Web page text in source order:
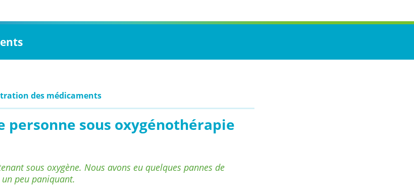
des médicaments
personne sous oxygénothérapie
sous oxygène. Nous avons eu quelques pannes de
un peu paniquant.